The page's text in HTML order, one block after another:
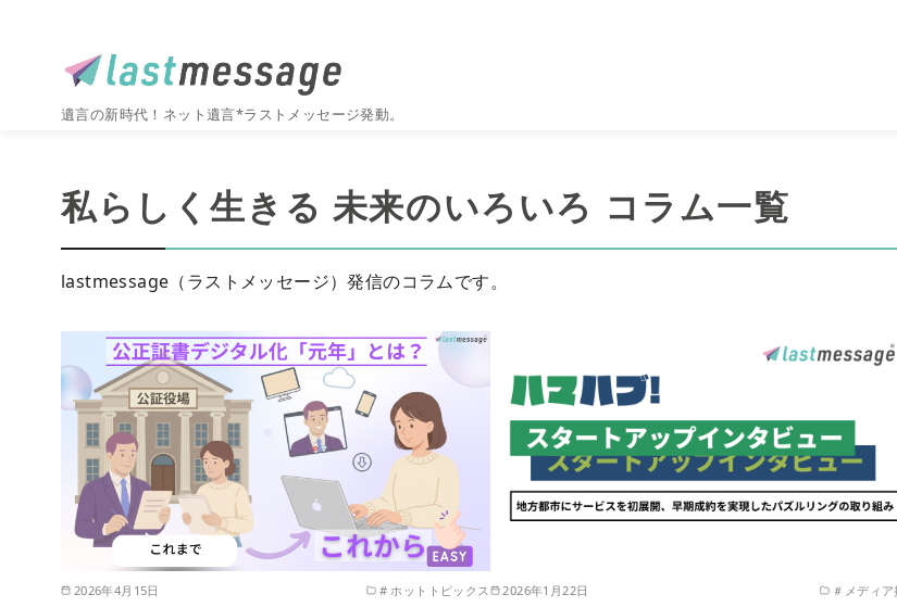
遺言の新時代！ネット遺言*ラストメッセージ発動。
私らしく生きる 未来のいろいろ コラム一覧
lastmessage（ラストメッセージ）発信のコラムです。
2026年4月15日 # ホットトピックス 2026年1月22日 ＃メディ